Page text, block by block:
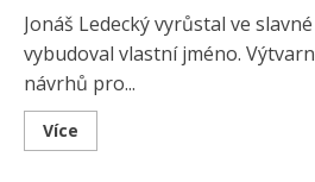
Jonáš Ledecký vyrůstal ve
vybudoval vlastní jméno.
návrhů pro...
Více
more